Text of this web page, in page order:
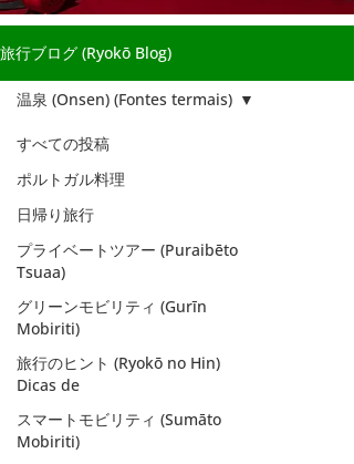
旅行ブログ (Ryokō Blog)
すべての投稿
ポルトガル料理
日帰り旅行
プライベートツアー (Puraibēto
Tsuaa)
グリーンモビリティ (Gurīn
Mobiriti)
旅行のヒント (Ryokō no Hin)
Dicas de
スマートモビリティ (Sumāto
Mobiriti)
温泉 (Onsen) (Fontes termais)